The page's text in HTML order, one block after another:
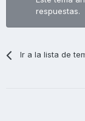
respuestas.
Ir a la lista de